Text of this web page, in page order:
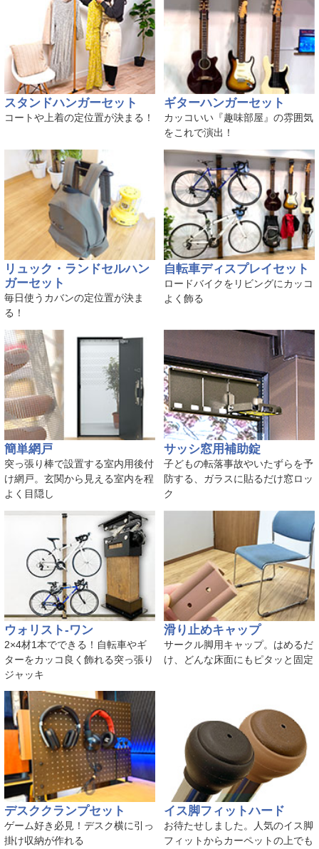
スタンドハンガーセット
コートや上着の定位置が決まる！
ギターハンガーセット
カッコいい『趣味部屋』の雰囲気
をこれで演出！
リュック・ランドセルハン
ガーセット
毎日使うカバンの定位置が決ま
る！
自転車ディスプレイセット
ロードバイクをリビングにカッコ
よく飾る
簡単網戸
突っ張り棒で設置する室内用後付
け網戸。玄関から見える室内を程
よく目隠し
サッシ窓用補助錠
子どもの転落事故やいたずらを予
防する、ガラスに貼るだけ窓ロッ
ク
ウォリスト-ワン
2×4材1本でできる！自転車やギ
ターをカッコ良く飾れる突っ張り
ジャッキ
滑り止めキャップ
サークル脚用キャップ。はめるだ
け、どんな床面にもピタッと固定
デスククランプセット
ゲーム好き必見！デスク横に引っ
掛け収納が作れる
イス脚フィットハード
お待たせしました。人気のイス脚
フィットからカーペットの上でも